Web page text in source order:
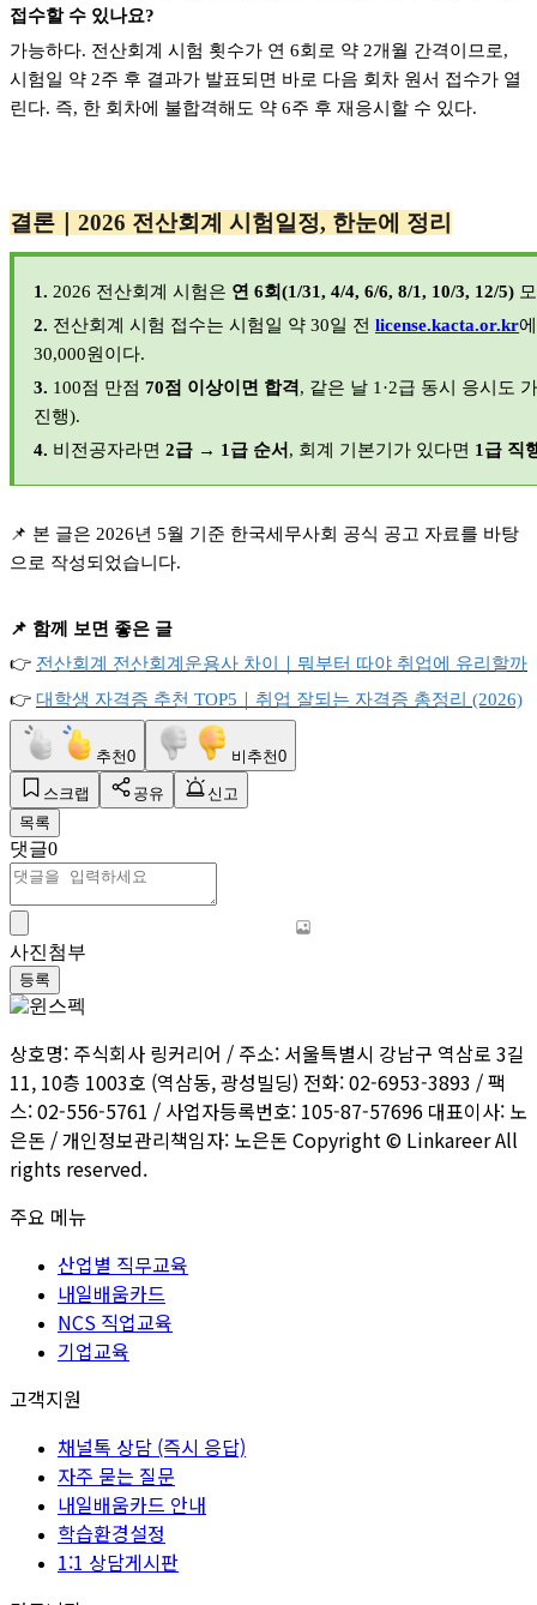
접수할 수 있나요?
가능하다. 전산회계 시험 횟수가 연 6회로 약 2개월 간격이므로,
시험일 약 2주 후 결과가 발표되면 바로 다음 회차 원서 접수가 열
린다. 즉, 한 회차에 불합격해도 약 6주 후 재응시할 수 있다.
결론｜2026 전산회계 시험일정, 한눈에 정리
1. 2026 전산회계 시험은 연 6회(1/31, 4/4, 6/6, 8/1, 10/3, 12/5)
2. 전산회계 시험 접수는 시험일 약 30일 전 license.kacta.or.kr
30,000원이다.
3. 100점 만점 70점 이상이면 합격, 같은 날 1·2급 동시 응시도
진행).
4. 비전공자라면 2급 → 1급 순서 , 회계 기본기가 있다면 1급 직
📌 본 글은 2026년 5월 기준 한국세무사회 공식 공고 자료를 바탕
으로 작성되었습니다.
📌 함께 보면 좋은 글
👉 전산회계 전산회계운용사 차이｜뭐부터 따야 취업에
유리할까
👉 대학생 자격증 추천 TOP5 ｜취업 잘되는 자격증 총정리 (2026)
추천0 비추천0
스크랩 공유
신고
목록
댓글0
사진첨부
등록
상호명: 주식회사 링커리어 / 주소: 서울특별시 강남구 역삼로 3길
11, 10층 1003호 (역삼동, 광성빌딩) 전화: 02-6953-3893 / 팩
스: 02-556-5761 / 사업자등록번호: 105-87-57696 대표이사: 노
은돈 / 개인정보관리책임자: 노은돈 Copyright © Linkareer All
rights reserved.
주요 메뉴
산업별 직무교육
내일배움카드
NCS 직업교육
기업교육
고객지원
채널톡 상담 (즉시 응답)
자주 묻는 질문
내일배움카드 안내
학습환경설정
1:1 상담게시판